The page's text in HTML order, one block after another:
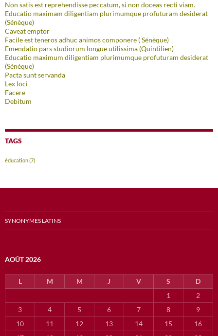
Non satis est reprehendisse peccatum, si non doceas recti viam.
Educatio maximam diligentiam plurimumque profuturam desiderat
(Sénèque)
Caveat emptor
Facile est teneros adhuc animos componere ( Sénèque)
Emendatio pars studiorum longue utilissima (Quintilien)
Educatio maximum diligentiam plurimumque profuturam desiderat
(Sénèque)
Pacta sunt servanda
Lex loci
Facere
Debitum
TAGS
éducation(7)
SYNONYMES LATINS
AOÛT 2026
L M M J V S
D
1
2
3
4 5 6 7 8
9
10
11 12 13 14 15
16